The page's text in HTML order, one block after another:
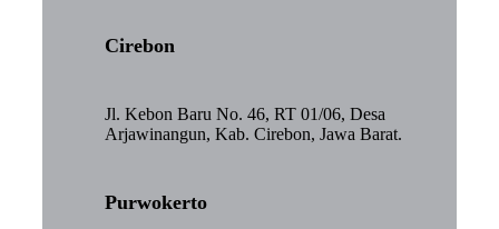
Cirebon
Jl. Kebon Baru No. 46, RT 01/06, Desa
Arjawinangun, Kab. Cirebon, Jawa Barat.
Purwokerto